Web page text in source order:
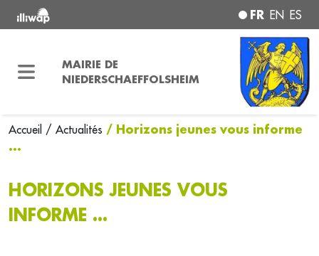
FR EN ES
MAIRIE DE
NIEDERSCHAEFFOLSHEIM
Accueil / Actualités / Horizons jeunes vous informe
...
HORIZONS JEUNES VOUS
INFORME ...